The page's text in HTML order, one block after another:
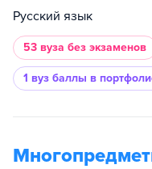
Русский язык
53 вуза без экзаменов
1 вуз баллы в